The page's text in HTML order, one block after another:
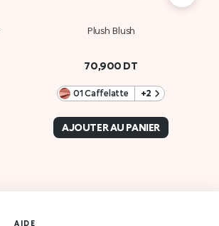
Plush Blush
70,900 DT
01 Caffelatte +2
AJOUTER AU PANIER
AIDE